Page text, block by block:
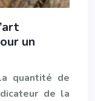
un
quantité de
de la